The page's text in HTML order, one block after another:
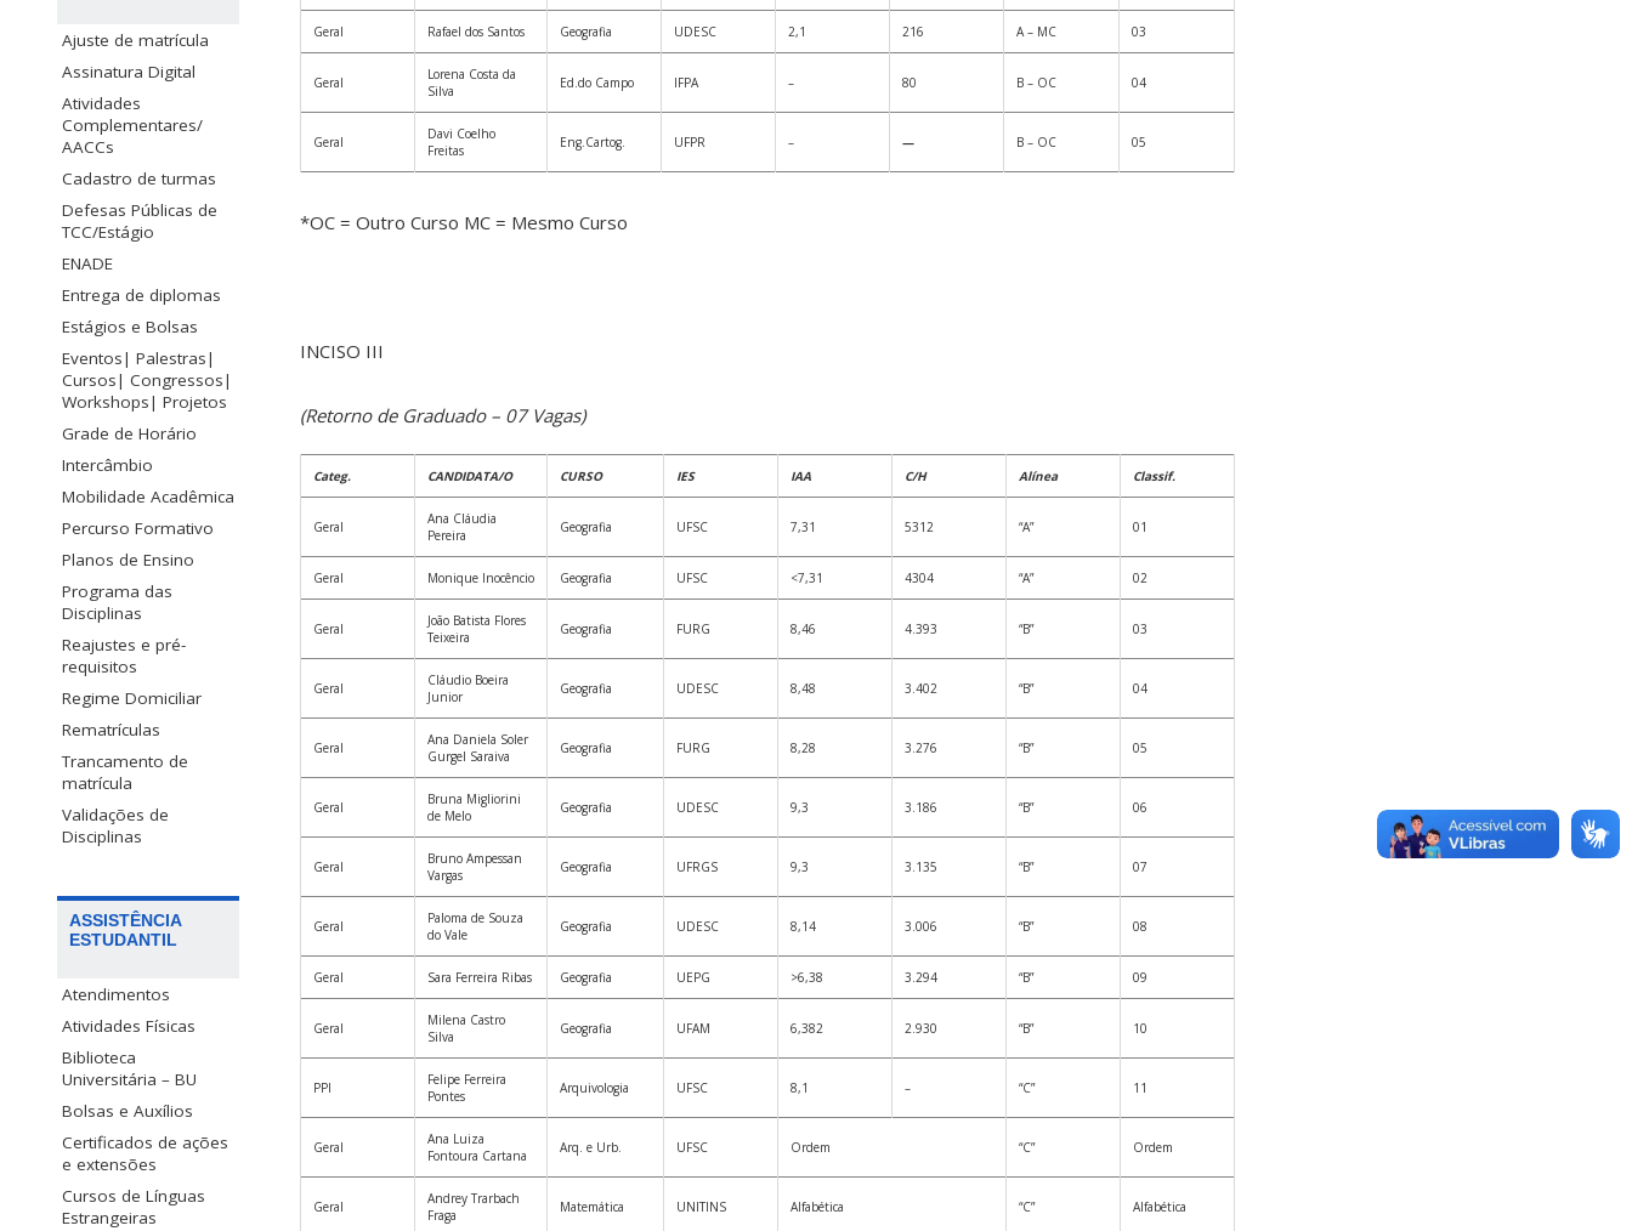
Ajuste de matrícula
Assinatura Digital
Atividades
Complementares/
AACCs
Cadastro de turmas
Defesas Públicas de
TCC/Estágio
ENADE
Entrega de diplomas
Estágios e Bolsas
Eventos| Palestras|
Cursos| Congressos|
Workshops| Projetos
Grade de Horário
Intercâmbio
Mobilidade Acadêmica
Percurso Formativo
Planos de Ensino
Programa das
Disciplinas
Reajustes e pré-
requisitos
Regime Domiciliar
Rematrículas
Trancamento de
matrícula
Validações de
Disciplinas
ASSISTÊNCIA
ESTUDANTIL
Atendimentos
Atividades Físicas
Biblioteca
Universitária – BU
Bolsas e Auxílios
Certificados de ações
e extensões
Cursos de Línguas
Estrangeiras
Geral Rafael dos Santos Geografia UDESC 2,1 216 A – MC 03
Geral
Lorena Costa da
Silva
Ed.do Campo IFPA – 80 B – OC 04
Geral
Davi Coelho
Freitas
Eng.Cartog. UFPR – — B – OC 05
*OC = Outro Curso MC = Mesmo Curso
INCISO III
(Retorno de Graduado – 07 Vagas)
Categ. CANDIDATA/O CURSO IES IAA C/H Alínea Classif.
Geral
Ana Cláudia
Pereira
Geografia UFSC 7,31 5312 “A” 01
Geral Monique Inocêncio Geografia UFSC <7,31 4304 “A” 02
Geral
João Batista Flores
Teixeira
Geografia FURG 8,46 4.393 “B” 03
Geral
Cláudio Boeira
Junior
Geografia UDESC 8,48 3.402 “B” 04
Geral
Ana Daniela Soler
Gurgel Saraiva
Geografia FURG 8,28 3.276 “B” 05
Geral
Bruna Migliorini
de Melo
Geografia UDESC 9,3 3.186 “B” 06
Geral
Bruno Ampessan
Vargas
Geografia UFRGS 9,3 3.135 “B” 07
Geral
Paloma de Souza
do Vale
Geografia UDESC 8,14 3.006 “B” 08
Geral Sara Ferreira Ribas Geografia UEPG >6,38 3.294 “B” 09
Geral
Milena Castro
Silva
Geografia UFAM 6,382 2.930 “B” 10
PPI
Felipe Ferreira
Pontes
Arquivologia UFSC 8,1 – “C” 11
Geral
Ana Luiza
Fontoura Cartana
Arq. e Urb. UFSC Ordem “C” Ordem
Geral
Andrey Trarbach
Fraga
Matemática UNITINS Alfabética “C” Alfabética